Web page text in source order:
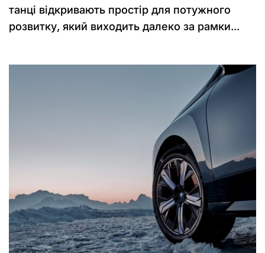
танці відкривають простір для потужного
розвитку, який виходить далеко за рамки...